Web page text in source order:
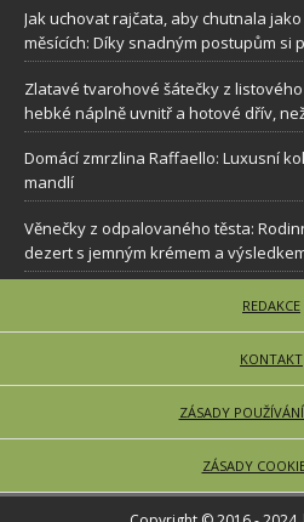
Jak uchovat rajčata, aby chutnala
měsících: Díky snadným postupům si
Zlatavé tvarohové šátečky z
hebké náplně uvnitř a hotové dřív,
Domácí zmrzlina Raffaello: Luxusní
mandlí
Věnečky z odpalovaného těsta:
dezert s jemným krémem a
REDAKCE
KONTAKT
ZÁSADY
ZÁSADY